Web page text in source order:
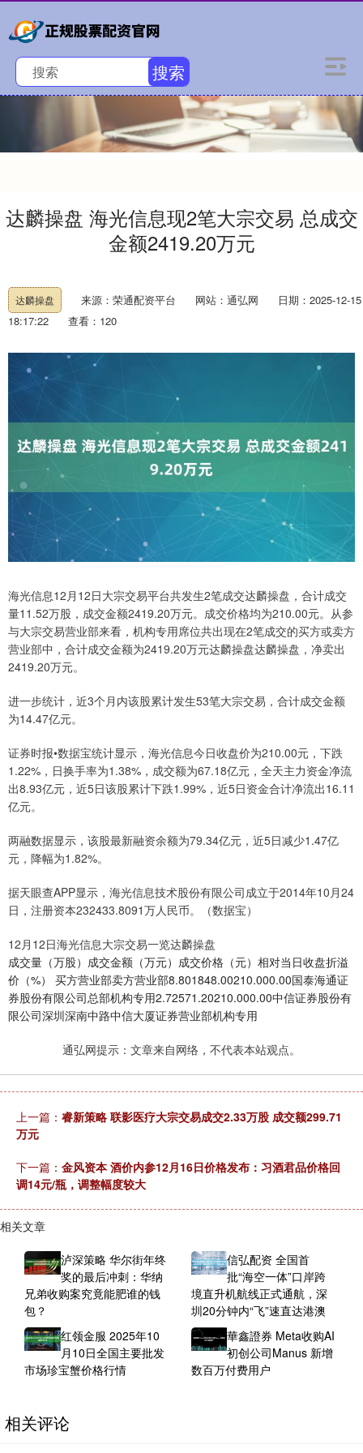
搜索
达麟操盘 海光信息现2笔大宗交易 总成交
金额2419.20万元
达麟操盘 来源：荣通配资平台 网站：通弘网
日期：2025-12-15
18:17:22
查看：120
海光信息12月12日大宗交易平台共发生2笔成交达麟操盘，合计成交
量11.52万股，成交金额2419.20万元。成交价格均为210.00元。从参
与大宗交易营业部来看，机构专用席位共出现在2笔成交的买方或卖方
营业部中，合计成交金额为2419.20万元达麟操盘达麟操盘，净卖出
2419.20万元。
进一步统计，近3个月内该股累计发生53笔大宗交易，合计成交金额
为14.47亿元。
证券时报•数据宝统计显示，海光信息今日收盘价为210.00元，下跌
1.22%，日换手率为1.38%，成交额为67.18亿元，全天主力资金净流
出8.93亿元，近5日该股累计下跌1.99%，近5日资金合计净流出16.11
亿元。
两融数据显示，该股最新融资余额为79.34亿元，近5日减少1.47亿
元，降幅为1.82%。
据天眼查APP显示，海光信息技术股份有限公司成立于2014年10月24
日，注册资本232433.8091万人民币。（数据宝）
12月12日海光信息大宗交易一览达麟操盘
成交量（万股）成交金额（万元）成交价格（元）相对当日收盘折溢
价（%） 买方营业部卖方营业部8.801848.00210.000.00国泰海通证
券股份有限公司总部机构专用2.72571.20210.000.00中信证券股份有
限公司深圳深南中路中信大厦证券营业部机构专用
通弘网提示：文章来自网络，不代表本站观点。
上一篇： 睿新策略 联影医疗大宗交易成交2.33万股 成交额299.71
万元
下一篇： 金风资本 酒价内参12月16日价格发布：习酒君品价格回
调14元/瓶，调整幅度较大
相关文章
泸深策略 华尔街年终
奖的最后冲刺：华纳
兄弟收购案究竟能肥谁的钱
包？
信弘配资 全国首
批“海空一体”口岸跨
境直升机航线正式通航，深
圳20分钟内“飞”速直达港澳
红领金服 2025年10
月10日全国主要批发
市场珍宝蟹价格行情
華鑫證券 Meta收购AI
初创公司Manus 新增
数百万付费用户
相关评论